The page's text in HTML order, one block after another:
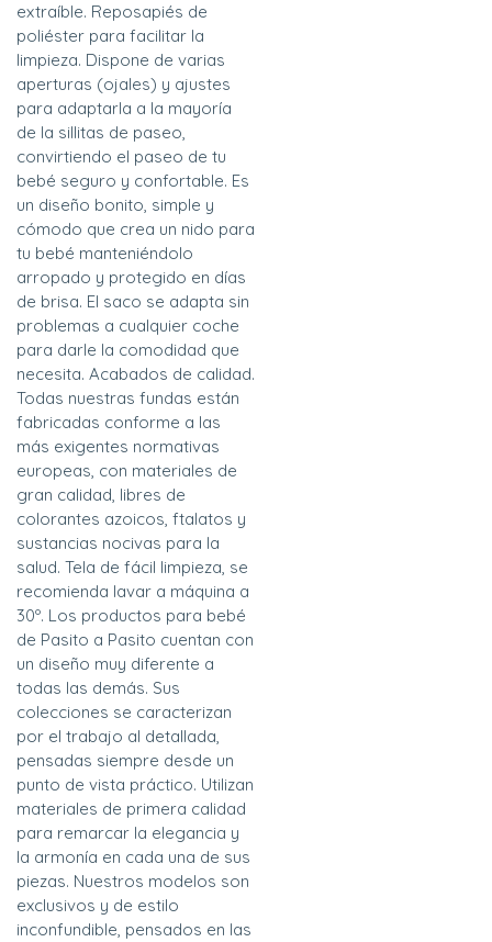
extraíble. Reposapiés de
poliéster para facilitar la
limpieza. Dispone de varias
aperturas (ojales) y ajustes
para adaptarla a la mayoría
de la sillitas de paseo,
convirtiendo el paseo de tu
bebé seguro y confortable. Es
un diseño bonito, simple y
cómodo que crea un nido para
tu bebé manteniéndolo
arropado y protegido en días
de brisa. El saco se adapta sin
problemas a cualquier coche
para darle la comodidad que
necesita. Acabados de calidad.
Todas nuestras fundas están
fabricadas conforme a las
más exigentes normativas
europeas, con materiales de
gran calidad, libres de
colorantes azoicos, ftalatos y
sustancias nocivas para la
salud. Tela de fácil limpieza, se
recomienda lavar a máquina a
30º. Los productos para bebé
de Pasito a Pasito cuentan con
un diseño muy diferente a
todas las demás. Sus
colecciones se caracterizan
por el trabajo al detallada,
pensadas siempre desde un
punto de vista práctico. Utilizan
materiales de primera calidad
para remarcar la elegancia y
la armonía en cada una de sus
piezas. Nuestros modelos son
exclusivos y de estilo
inconfundible, pensados en las